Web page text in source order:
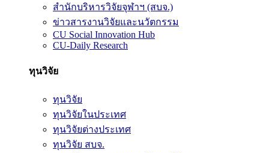
สำนักบริหารวิจัยจุฬาฯ (สบจ.)
ข่าวสารงานวิจัยและนวัตกรรม
CU Social Innovation Hub
CU-Daily Research
ทุนวิจัย
ทุนวิจัย
ทุนวิจัยในประเทศ
ทุนวิจัยต่างประเทศ
ทุนวิจัย สบจ.